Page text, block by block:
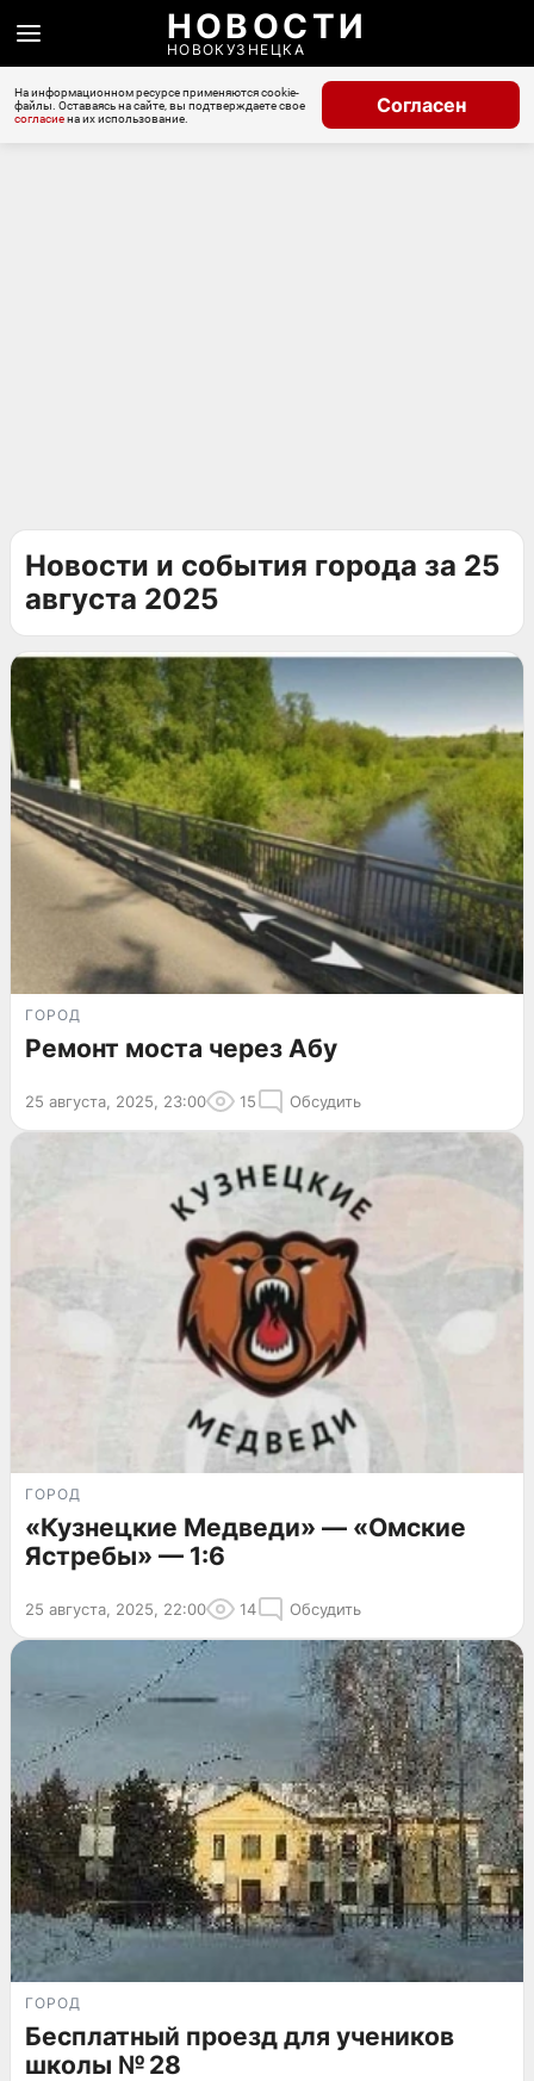
НОВОСТИ
НОВОКУЗНЕЦКА
На информационном ресурсе применяются cookie-
файлы. Оставаясь на сайте, вы подтверждаете свое
согласиена их использование.
Согласен
Новости и события города за 25
августа 2025
ГОРОД
Ремонт моста через Абу
25 августа, 2025, 23:00 15 Обсудить
ГОРОД
«Кузнецкие Медведи» — «Омские
Ястребы» — 1:6
25 августа, 2025, 22:00 14 Обсудить
ГОРОД
Бесплатный проезд для учеников
школы № 28